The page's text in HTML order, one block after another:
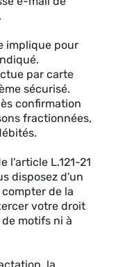
implique pour
par carte
sécurisé.
confirmation
fractionnées,
l'article L.121-21
disposez d'un
de la
votre droit
motifs ni à
la